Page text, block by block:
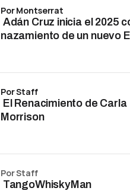
Adán Cruz inicia el 2025
nazamiento de un nuevo
por Montserrat
El Renacimiento de Carla
Morrison
por Staff
TangoWhiskyMan
por Staff